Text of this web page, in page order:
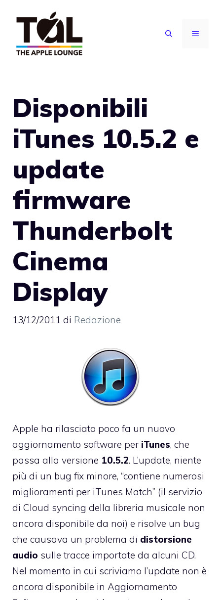
contenuto
MENU
Disponibili
iTunes 10.5.2 e
update
firmware
Thunderbolt
Cinema
Display
13/12/2011 di Redazione
Apple ha rilasciato poco fa un nuovo
aggiornamento software per iTunes, che
passa alla versione 10.5.2. L’update, niente
più di un bug fix minore, “contiene numerosi
miglioramenti per iTunes Match” (il servizio
di Cloud syncing della libreria musicale non
ancora disponibile da noi) e risolve un bug
che causava un problema di distorsione
audio sulle tracce importate da alcuni CD.
Nel momento in cui scriviamo l’update non è
ancora disponibile in Aggiornamento